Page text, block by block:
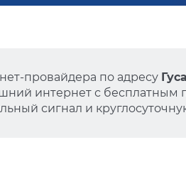
провайдера по адресу
интернет с бесплатным
сигнал и